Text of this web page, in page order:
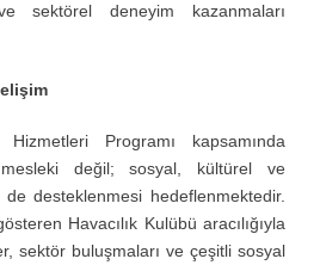
sektörel deneyim kazanmaları
Programı kapsamında
mesleki değil; sosyal, kültürel ve
desteklenmesi hedeflenmektedir.
Havacılık Kulübü aracılığıyla
sektör buluşmaları ve çeşitli sosyal